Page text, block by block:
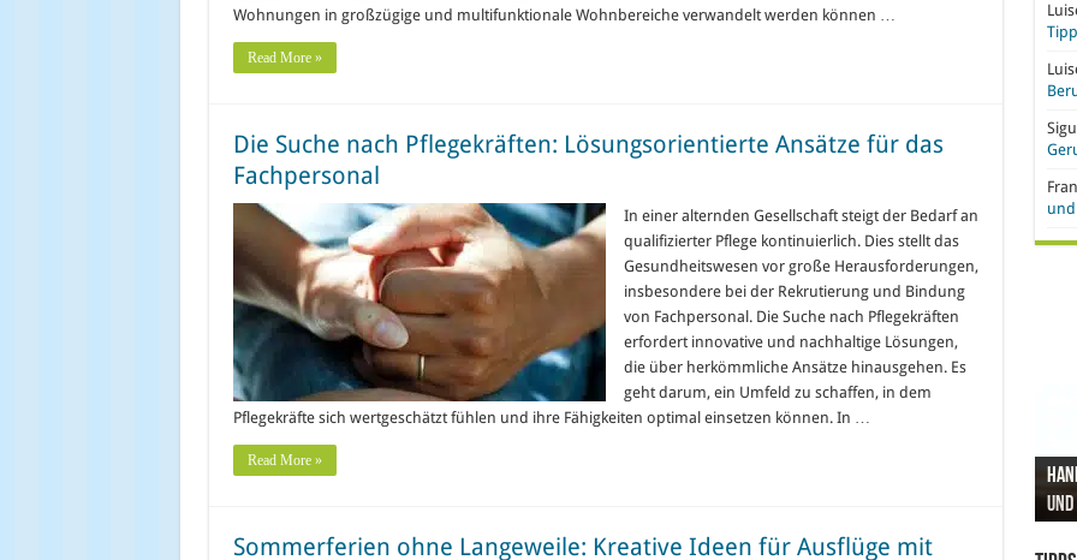
Wohnungen in großzügige und multifunktionale Wohnbereiche verwandelt werden können …
Read More »
Die Suche nach Pflegekräften: Lösungsorientierte Ansätze für das
Fachpersonal
In einer alternden Gesellschaft steigt der Bedarf an
qualifizierter Pflege kontinuierlich. Dies stellt das
Gesundheitswesen vor große Herausforderungen,
insbesondere bei der Rekrutierung und Bindung
von Fachpersonal. Die Suche nach Pflegekräften
erfordert innovative und nachhaltige Lösungen,
die über herkömmliche Ansätze hinausgehen. Es
geht darum, ein Umfeld zu schaffen, in dem
Pflegekräfte sich wertgeschätzt fühlen und ihre Fähigkeiten optimal einsetzen können. In …
Read More »
Sommerferien ohne Langeweile: Kreative Ideen für Ausflüge mit
Pro